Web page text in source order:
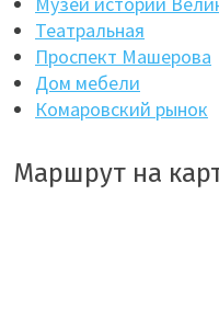
Театральная
Проспект Машерова
Дом мебели
Комаровский рынок
Маршрут на